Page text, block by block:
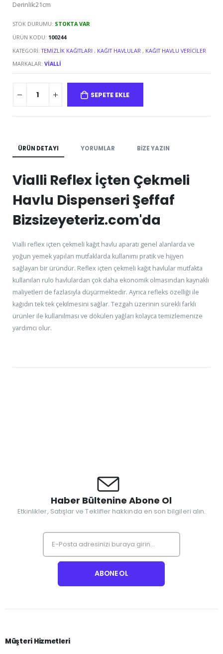
Derinlik:21cm
STOK DURUMU: STOKTA VAR
ÜRÜN KODU: 100244
KATEGORI:TEMIZLIK KAĞITLARI , KAĞIT HAVLULAR , KAĞIT HAVLU VERICILER
MARKALAR:VIALLI
SEPETE EKLE
ÜRÜN DETAYI YORUMLAR BIZE YAZIN
Vialli Reflex İçten Çekmeli
Havlu Dispenseri Şeffaf
Bizsizeyeteriz.com'da
Vialli reflex içten çekmeli kağıt havlu aparatı genel alanlarda ve
yoğun yemek yapılan mutfaklarda kullanımı pratik ve hijyen
sağlayan bir üründür. Reflex içten çekmeli kağıt havlular mutfakta
kullanılan rulo havlulardan çok daha ekonomik olmasından kaynaklı
maliyetleri de fazlasıyla düşürmektedir. Ayrıca refleks özelliği ile
kağıdın tek tek çekilmesini sağlar. Tezgah üzerinin sürekli farklı
ürünler ile kullanılması ve dökülen yağları kolayca temizlemenize
yardımcı olur.
Haber Bültenine Abone Ol
Etkinlikler, Satışlar ve Teklifler hakkında en son bilgileri alın.
Müşteri Hizmetleri